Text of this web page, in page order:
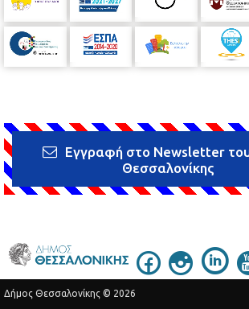
Εγγραφή στο Newsletter
Θεσσαλονίκης
Δήμος Θεσσαλονίκης © 2026